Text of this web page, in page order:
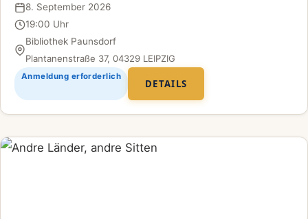
Datum
8. September 2026
Uhrzeit
19:00 Uhr
Ort
Bibliothek Paunsdorf
Plantanenstraße 37, 04329 LEIPZIG
Anmeldung erforderlich
DETAILS